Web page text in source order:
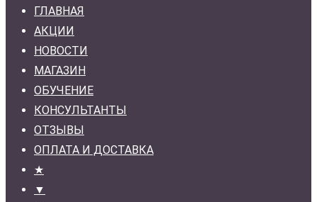
ГЛАВНАЯ
АКЦИИ
НОВОСТИ
МАГАЗИН
ОБУЧЕНИЕ
КОНСУЛЬТАНТЫ
ОТЗЫВЫ
ОПЛАТА И ДОСТАВКА
★
▼